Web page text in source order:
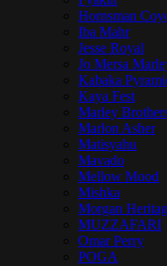
Hornsman
Iba Mahr
Jesse Royal
Jo Mersa
Kabaka
Kaya Fest
Marley
Marlon Asher
Matisyahu
Mavado
Mellow Mood
Mishka
Morgan
MUZZAFARI
Omar Perry
POGA